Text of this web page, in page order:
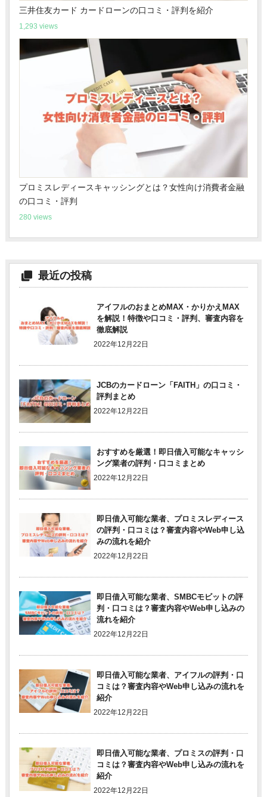
三井住友カード カードローンの口コミ・評判を紹介
1,293 views
プロミスレディースキャッシングとは？女性向け消費者金融
の口コミ・評判
280 views
最近の投稿
アイフルのおまとめMAX・かりかえMAX
を解説！特徴や口コミ・評判、審査内容を
徹底解説
2022年12月22日
JCBのカードローン「FAITH」の口コミ・
評判まとめ
2022年12月22日
おすすめを厳選！即日借入可能なキャッシ
ング業者の評判・口コミまとめ
2022年12月22日
即日借入可能な業者、プロミスレディース
の評判・口コミは？審査内容やWeb申し込
みの流れを紹介
2022年12月22日
即日借入可能な業者、SMBCモビットの評
判・口コミは？審査内容やWeb申し込みの
流れを紹介
2022年12月22日
即日借入可能な業者、アイフルの評判・口
コミは？審査内容やWeb申し込みの流れを
紹介
2022年12月22日
即日借入可能な業者、プロミスの評判・口
コミは？審査内容やWeb申し込みの流れを
紹介
2022年12月22日